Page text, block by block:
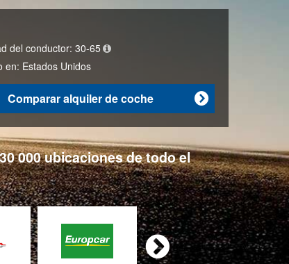
del conductor:30-65
en: Estados Unidos

Comparar alquiler de coche
000 ubicaciones de todo el
